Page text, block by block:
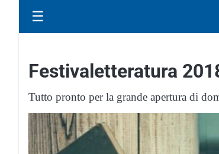
☰
Festivaletteratura
Tutto pronto per la grande apertura di